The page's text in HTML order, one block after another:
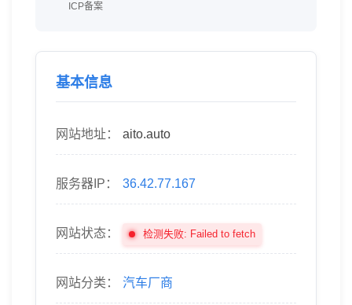
ICP备案
基本信息
网站地址： aito.auto
服务器IP： 36.42.77.167
网站状态： 检测失败: Failed to fetch
网站分类： 汽车厂商